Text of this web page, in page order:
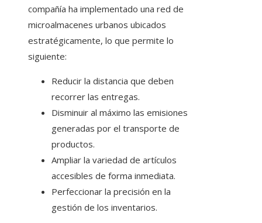
compañía ha implementado una red de
microalmacenes urbanos ubicados
estratégicamente, lo que permite lo
siguiente:
Reducir la distancia que deben
recorrer las entregas.
Disminuir al máximo las emisiones
generadas por el transporte de
productos.
Ampliar la variedad de artículos
accesibles de forma inmediata.
Perfeccionar la precisión en la
gestión de los inventarios.